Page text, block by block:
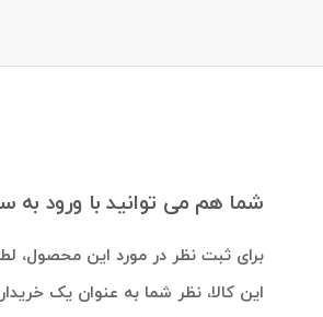
شما هم می توانید با ورود به
برای ثبت نظر در مورد این محصول،
این کالا، نظر شما به عنوان یک